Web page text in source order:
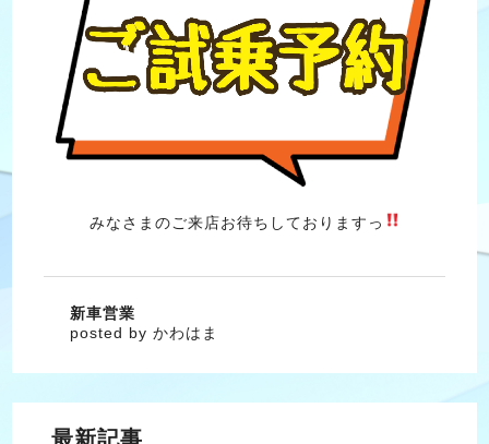
みなさまのご来店お待ちしておりますっ
新車営業
posted by かわはま
最新記事